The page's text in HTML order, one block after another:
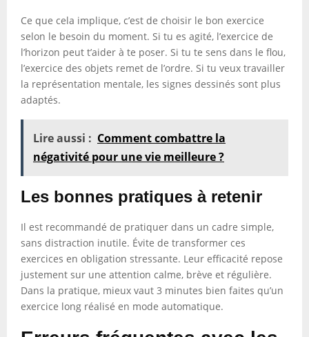
Ce que cela implique, c’est de choisir le bon exercice
selon le besoin du moment. Si tu es agité, l’exercice de
l’horizon peut t’aider à te poser. Si tu te sens dans le flou,
l’exercice des objets remet de l’ordre. Si tu veux travailler
la représentation mentale, les signes dessinés sont plus
adaptés.
Lire aussi : Comment combattre la
négativité pour une vie meilleure ?
Les bonnes pratiques à retenir
Il est recommandé de pratiquer dans un cadre simple,
sans distraction inutile. Évite de transformer ces
exercices en obligation stressante. Leur efficacité repose
justement sur une attention calme, brève et régulière.
Dans la pratique, mieux vaut 3 minutes bien faites qu’un
exercice long réalisé en mode automatique.